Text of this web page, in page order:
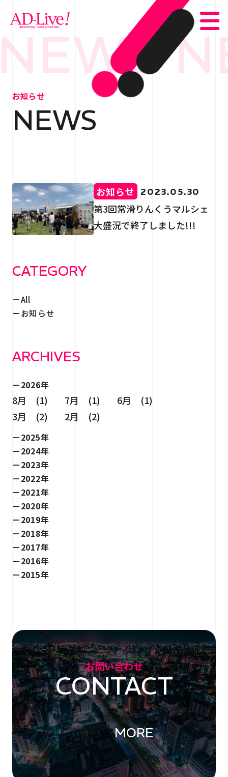
TOP
NEWS お知らせ
WORKS 事例紹介
RECRUIT
CONTACT
お知らせ
NEWS
お知らせ 2023.05.30
第3回常滑りんくうマルシェ
大盛況で終了しました!!!
CATEGORY
All
お知らせ
ARCHIVES
2026年
8月 (1) 7月 (1)
6月 (1)
3月 (2)
2月 (2)
2025年
2024年
2023年
2022年
2021年
2020年
2019年
2018年
2017年
2016年
2015年
お問い合わせ
CONTACT
MORE